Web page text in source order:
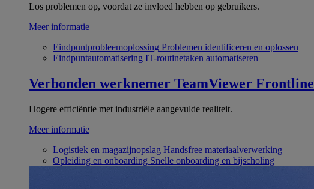
Los problemen op, voordat ze invloed hebben op gebruikers.
Meer informatie
Eindpuntprobleemoplossing Problemen identificeren en oplossen
Eindpuntautomatisering IT-routinetaken automatiseren
Verbonden werknemer TeamViewer Frontline
Hogere efficiëntie met industriële aangevulde realiteit.
Meer informatie
Logistiek en magazijnopslag Handsfree materiaalverwerking
Opleiding en onboarding Snelle onboarding en bijscholing